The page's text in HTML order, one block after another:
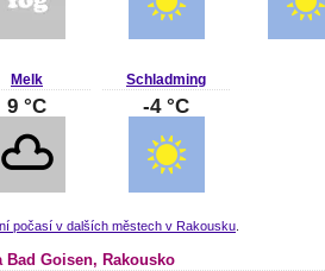
Melk
9 °C
Schladming
-4 °C
počasí v dalších městech v Rakousku
Bad Goisen, Rakousko